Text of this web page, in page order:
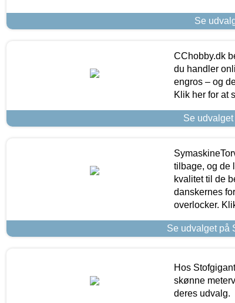
Se
CChobby.dk
du handler
engros – og
Klik her for at
Se
tilbage, og de
kvalitet til de
danskernes
overlocker.
Se udvalget på
Hos
skønne
deres udvalg.